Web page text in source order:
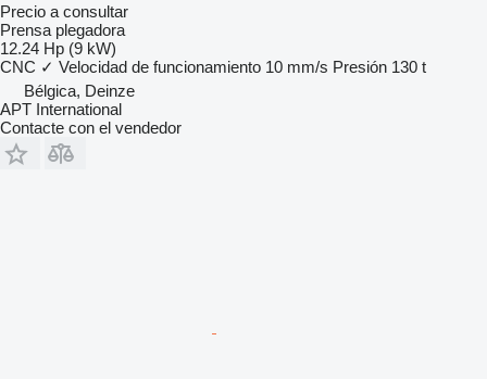
Precio a consultar
Prensa plegadora
12.24 Hp (9 kW)
CNC ✓ Velocidad de funcionamiento 10 mm/s Presión 130 t
Bélgica, Deinze
APT International
Contacte con el vendedor